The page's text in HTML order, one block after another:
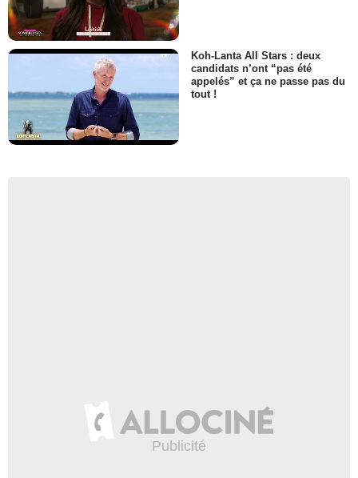
Koh-Lanta All Stars : deux
candidats n’ont “pas été
appelés” et ça ne passe pas du
tout !